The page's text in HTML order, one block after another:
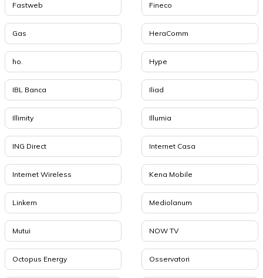
Fastweb Fineco
Gas HeraComm
ho. Hype
IBL Banca Iliad
Illimity Illumia
ING Direct Internet Casa
Internet Wireless Kena Mobile
Linkem Mediolanum
Mutui NOW TV
Octopus Energy Osservatori